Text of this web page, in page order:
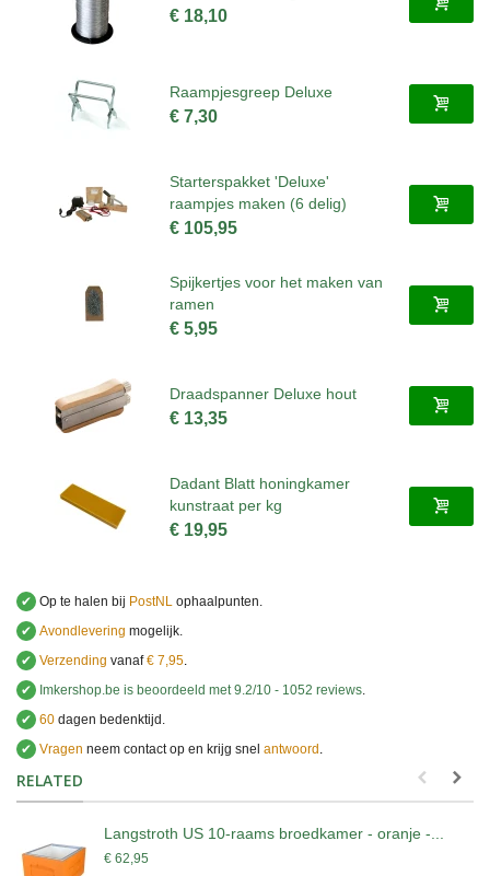
€ 18,10
Raampjesgreep Deluxe
€ 7,30
Starterspakket 'Deluxe'
raampjes maken (6 delig)
€ 105,95
Spijkertjes voor het maken van
ramen
€ 5,95
Draadspanner Deluxe hout
€ 13,35
Dadant Blatt honingkamer
kunstraat per kg
€ 19,95
✔ Op te halen bij PostNL ophaalpunten.
✔ Avondlevering mogelijk.
✔ Verzending vanaf€ 7,95.
✔
Imkershop.be is beoordeeld met9.2/10 - 1052 reviews.
✔ 60 dagen bedenktijd.
✔ Vragen neem contact op en krijg snel antwoord .
RELATED
Langstroth US 10-raams broedkamer - oranje -...
€ 62,95